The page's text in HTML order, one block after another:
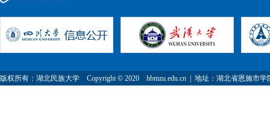
版权所有：湖北民族大学 Copyright © 2020 hbmzu.edu.cn | 地址：湖北省恩施